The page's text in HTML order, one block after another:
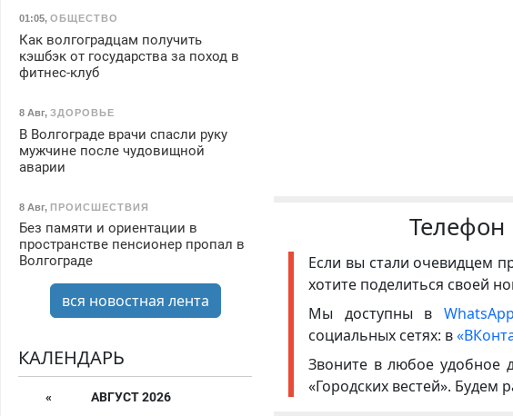
Телефон
Если вы стали очевидцем
хотите поделиться своей
Мы доступны в
социальных сетях: в
Звоните в любое удобное
«Городских вестей».
01:05, ОБЩЕСТВО
Как волгоградцам получить
кэшбэк от государства за поход в
фитнес-клуб
8 Авг, ЗДОРОВЬЕ
В Волгограде врачи спасли руку
мужчине после чудовищной
аварии
8 Авг, ПРОИСШЕСТВИЯ
Без памяти и ориентации в
пространстве пенсионер пропал в
Волгограде
вся новостная лента
КАЛЕНДАРЬ
«
АВГУСТ 2026